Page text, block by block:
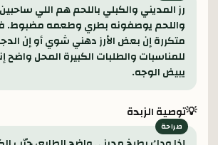
رز المديني والكبلي باللحم هم اللي
واللحم يوصفونه بطري وطعمه مضبوط.
متكررة إن بعض الأرز دهني شوي أو إن
للمناسبات والطلبات الكبيرة المحل
يبيض الوجه.
💡توصية الزبدة